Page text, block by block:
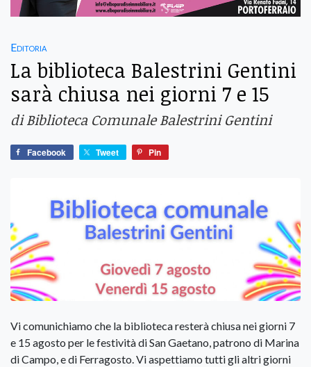
Editoria
La biblioteca Balestrini Gentini
sarà chiusa nei giorni 7 e 15
di Biblioteca Comunale Balestrini Gentini
Facebook Tweet Pin
Vi comunichiamo che la biblioteca resterà chiusa nei giorni 7
e 15 agosto per le festività di San Gaetano, patrono di Marina
di Campo, e di Ferragosto. Vi aspettiamo tutti gli altri giorni